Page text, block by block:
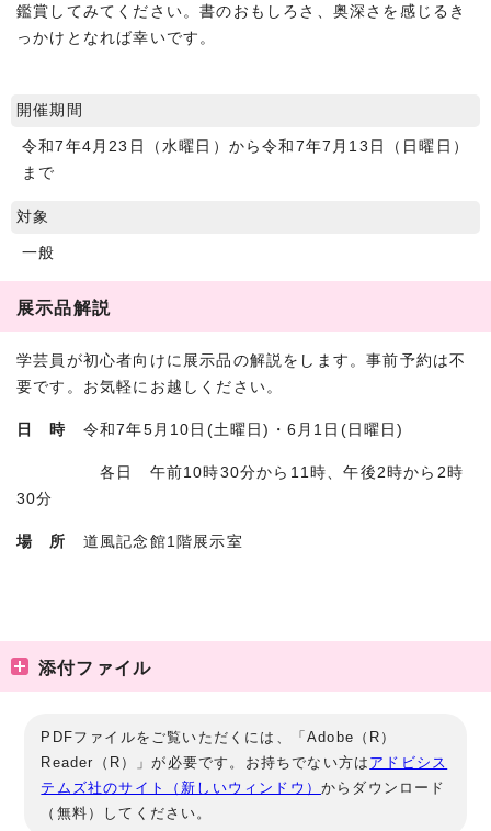
鑑賞してみてください。書のおもしろさ、奥深さを感じるき
っかけとなれば幸いです。
開催期間
令和7年4月23日（水曜日）から令和7年7月13日（日曜日）
まで
対象
一般
展示品解説
学芸員が初心者向けに展示品の解説をします。事前予約は不
要です。お気軽にお越しください。
日 時 令和7年5月10日(土曜日)・6月1日(日曜日)
各日 午前10時30分から11時、午後2時から2時
30分
場 所 道風記念館1階展示室
添付ファイル
PDFファイルをご覧いただくには、「Adobe（R）
Reader（R）」が必要です。お持ちでない方は アドビシス
テムズ社のサイト（新しいウィンドウ）からダウンロード
（無料）してください。